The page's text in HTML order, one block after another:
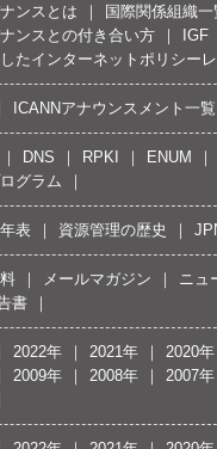
ンスとは 国際関係組織一
ンスとの付き合い方
IGF
たインターネットポリシー
ICANNアナウンスメント一覧
DNS RPKI ENUM
グラム
表 資源管理の歴史
メールマガジン ニュ
書
2022年 2021年 2020年
2009年 2008年 2007年